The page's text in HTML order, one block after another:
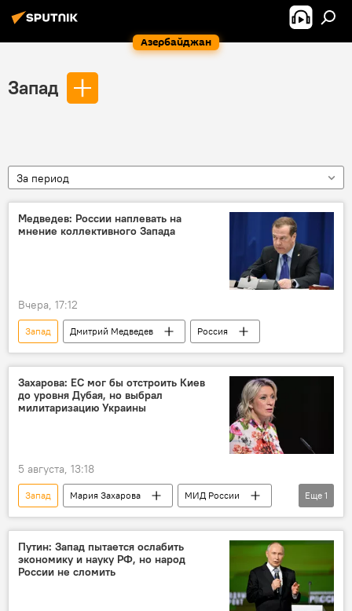
Азербайджан
Запад
За период
Медведев: России наплевать на
мнение коллективного Запада
Вчера, 17:12
Запад Дмитрий Медведев Россия
Захарова: ЕС мог бы отстроить Киев
до уровня Дубая, но выбрал
милитаризацию Украины
5 августа, 13:18
Запад Мария Захарова
МИД России
ВСУ
Еще 1
Путин: Запад пытается ослабить
экономику и науку РФ, но народ
России не сломить